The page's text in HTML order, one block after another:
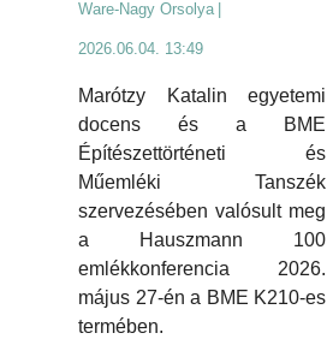
Ware-Nagy Orsolya
2026.06.04. 13:49
Marótzy Katalin egyetemi
docens és a BME
Építészettörténeti és
Műemléki Tanszék
szervezésében valósult meg
a Hauszmann 100
emlékkonferencia 2026.
május 27-én a BME K210-es
termében.